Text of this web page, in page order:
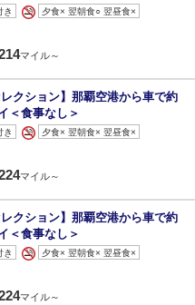
き 夕食× 翌朝食○ 翌昼食×
マイル～
クション】那覇空港から車で約
＜食事なし＞
き 夕食× 翌朝食× 翌昼食×
マイル～
クション】那覇空港から車で約
＜食事なし＞
き 夕食× 翌朝食× 翌昼食×
マイル～